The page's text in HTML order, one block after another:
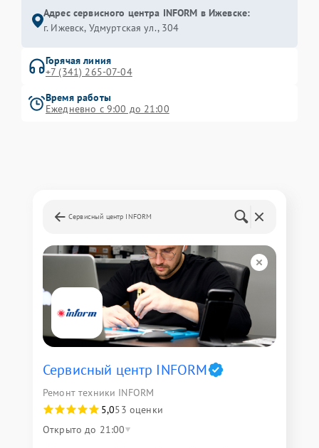
Адрес сервисного центра INFORM в Ижевске:
г. Ижевск, Удмуртская ул., 304
Горячая линия
+7 (341) 265-07-04
Время работы
Ежедневно с 9:00 до 21:00
Сервисный центр INFORM
Сервисный центр INFORM
Ремонт техники INFORM
5,053 оценки
Открыто до 21:00